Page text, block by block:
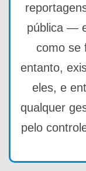
pública —
como se
entanto,
eles, e
qualquer
pelo